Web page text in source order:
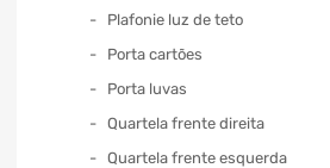
Plafonie luz de teto
Porta cartões
Porta luvas
Quartela frente direita
Quartela frente esquerda